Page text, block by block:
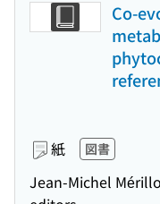
Co-
紙 図書
Jean-Michel